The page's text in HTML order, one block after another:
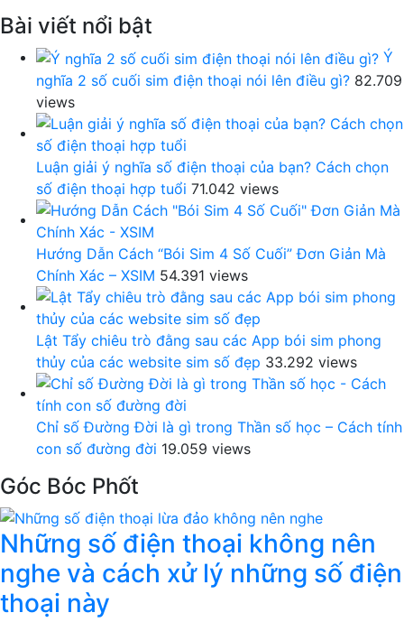
Bài viết nổi bật
Ý
nghĩa 2 số cuối sim điện thoại nói lên điều gì? 82.709
views
Luận giải ý nghĩa số điện thoại của bạn? Cách chọn
số điện thoại hợp tuổi 71.042 views
Hướng Dẫn Cách “Bói Sim 4 Số Cuối” Đơn Giản Mà
Chính Xác – XSIM 54.391 views
Lật Tẩy chiêu trò đằng sau các App bói sim phong
thủy của các website sim số đẹp 33.292 views
Chỉ số Đường Đời là gì trong Thần số học – Cách tính
con số đường đời 19.059 views
Góc Bóc Phốt
Những số điện thoại không nên
nghe và cách xử lý những số điện
thoại này